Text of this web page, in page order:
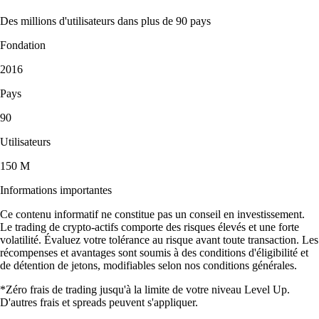
Des millions d'utilisateurs dans plus de 90 pays
Fondation
2016
Pays
90
Utilisateurs
150 M
Informations importantes
Ce contenu informatif ne constitue pas un conseil en investissement.
Le trading de crypto-actifs comporte des risques élevés et une forte
volatilité. Évaluez votre tolérance au risque avant toute transaction. Les
récompenses et avantages sont soumis à des conditions d'éligibilité et
de détention de jetons, modifiables selon nos conditions générales.
*Zéro frais de trading jusqu'à la limite de votre niveau Level Up.
D'autres frais et spreads peuvent s'appliquer.